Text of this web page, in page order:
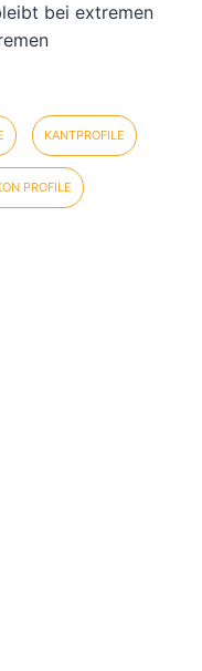
bei extremen
KANTPROFILE
PROFILE